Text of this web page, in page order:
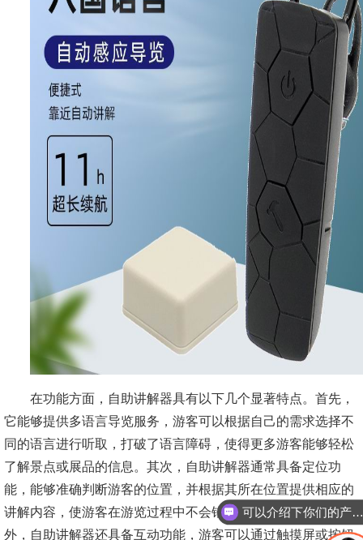
在功能方面，自助讲解器具有以下几个显著特点。首先，
它能够提供多语言导览服务，游客可以根据自己的需求选择不
同的语言进行听取，打破了语言障碍，使得更多游客能够轻松
了解景点或展品的信息。其次，自助讲解器通常具备定位功
能，能够准确判断游客的位置，并根据其所在位置提供相应的
讲解内容，使游客在游览过程中不会错过任何重要信息。此
外，自助讲解器还具备互动功能，游客可以通过触摸屏或按钮
可以介绍下你们的产品么
你们是怎么收费